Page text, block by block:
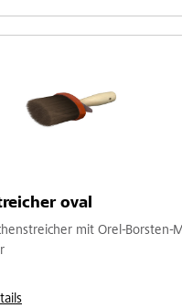
oval
mit Orel-Borsten-